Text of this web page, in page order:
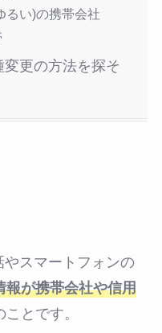
るい)の携帯会社
更の方法を探そ
スマートフォンの
報が携帯会社や信用
ことです。